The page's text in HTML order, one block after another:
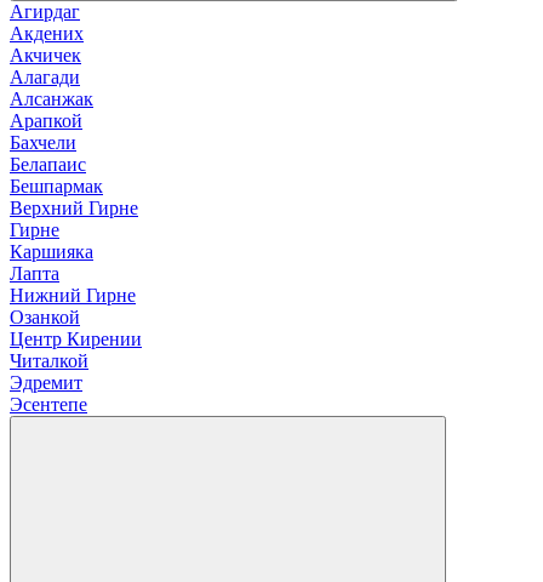
Агирдаг
Акдених
Акчичек
Алагади
Алсанжак
Арапкой
Бахчели
Белапаис
Бешпармак
Верхний Гирне
Гирне
Каршияка
Лапта
Нижний Гирне
Озанкой
Центр Кирении
Читалкой
Эдремит
Эсентепе